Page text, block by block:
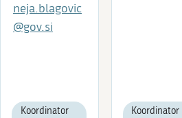
neja.blagovic
@gov.si
Koordinator
Koordinator